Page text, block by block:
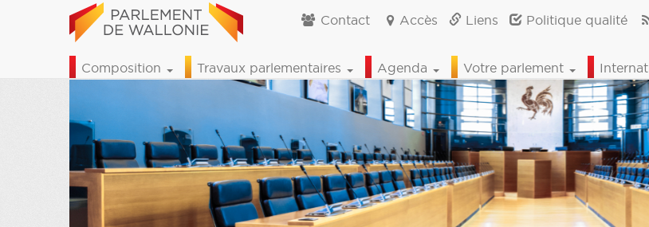
Contact Accès Liens Politique qualité
Composition Travaux parlementaires Agenda Votre parlement